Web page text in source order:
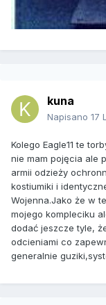
kuna
Napisano 17
Kolego Eagle11 te
nie mam pojęcia ale
armii odzieży
kostiumiki i
Wojenna.Jako że w
mojego kompleciku
dodać jeszcze tyle,
odcieniami co
generalnie